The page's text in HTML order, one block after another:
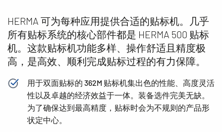
HERMA 可为每种应用提供合适的贴标机。几乎
所有贴标系统的核心部件都是 HERMA 500 贴标
机。这款贴标机功能多样、操作舒适且精度极
高，是高效、顺利完成贴标过程的有力保障。
用于双面贴标的 362M 贴标机集出色的性能、高度灵活
性以及卓越的经济效益于一体。装备选件完美无缺。
为了确保达到最高精度，贴标时会为不规则的产品形
状定中心。